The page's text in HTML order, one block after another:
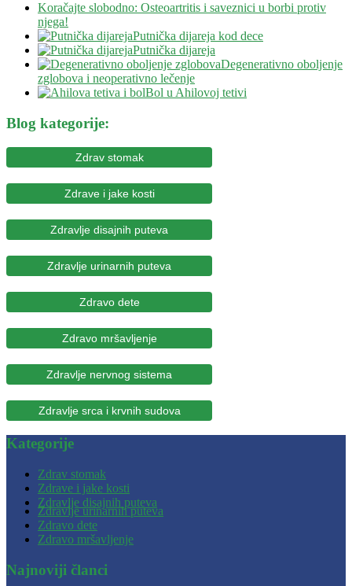
Koračajte slobodno: Osteoartritis i saveznici u borbi protiv
njega!
Putnička dijareja kod dece
Putnička dijareja
Degenerativno oboljenje
zglobova i neoperativno lečenje
Bol u Ahilovoj tetivi
Blog kategorije:
Zdrav stomak
Zdrave i jake kosti
Zdravlje disajnih puteva
Zdravlje urinarnih puteva
Zdravo dete
Zdravo mršavljenje
Zdravlje nervnog sistema
Zdravlje srca i krvnih sudova
Kategorije
Zdrav stomak
Zdrave i jake kosti
Zdravlje disajnih puteva
Zdravlje urinarnih puteva
Zdravo dete
Zdravo mršavljenje
Najnoviji članci